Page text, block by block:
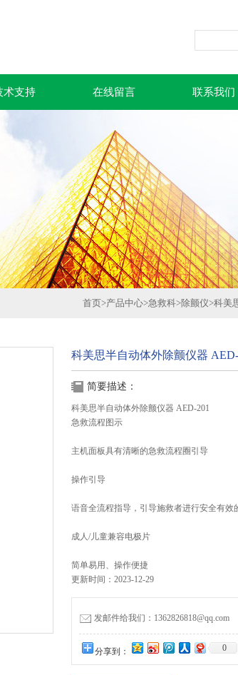
术支持 在线留言 联系我们
首页>产品中心>急救科>除颤仪>科美
科美思半自动体外除颤仪器 AED-
简要描述：
科美思半自动体外除颤仪器 AED-201
急救流程图示
主机面板具有清晰的急救流程圈引导
操作引导
语音全流程指导，引导施救者进行安全有效
成人/儿童兼容电极片
简单易用、操作便捷
更新时间：2023-12-29
发邮件给我们：1362826818@qq.com
分享到： 0